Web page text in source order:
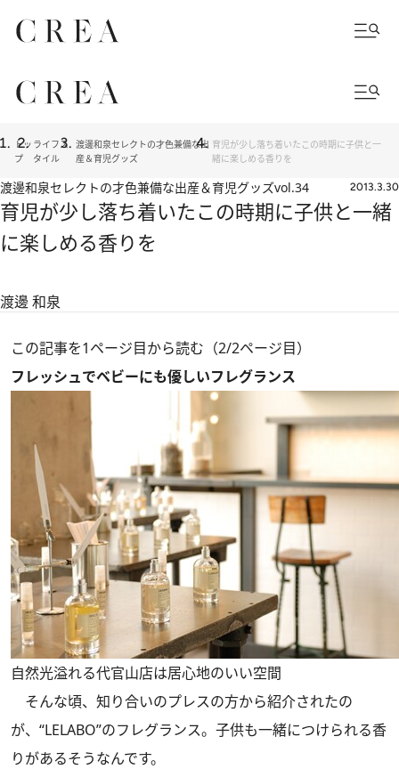
トッ
プ
ライフス
タイル
渡邊和泉セレクトの才色兼備な出
産＆育児グッズ
育児が少し落ち着いたこの時期に子供と一
緒に楽しめる香りを
渡邊和泉セレクトの才色兼備な出産＆育児グッズvol.34 2013.3.30
育児が少し落ち着いたこの時期に子供と一緒
に楽しめる香りを
渡邊 和泉
この記事を1ページ目から読む（2/2ページ目）
フレッシュでベビーにも優しいフレグランス
自然光溢れる代官山店は居心地のいい空間
そんな頃、知り合いのプレスの方から紹介されたの
が、“LELABO”のフレグランス。子供も一緒につけられる香
りがあるそうなんです。